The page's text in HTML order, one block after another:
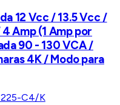
12 Vcc / 13.5 Vcc /
Amp (1 Amp por
90 - 130 VCA /
4K / Modo para
C4/K